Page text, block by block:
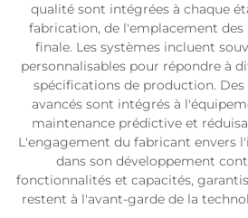
qualité sont intégrées à chaque
fabrication, de l'emplacement
finale. Les systèmes incluent
personnalisables pour répondre à
spécifications de production.
avancés sont intégrés à
maintenance prédictive et
L'engagement du fabricant envers
dans son développement
fonctionnalités et capacités,
restent à l'avant-garde de la